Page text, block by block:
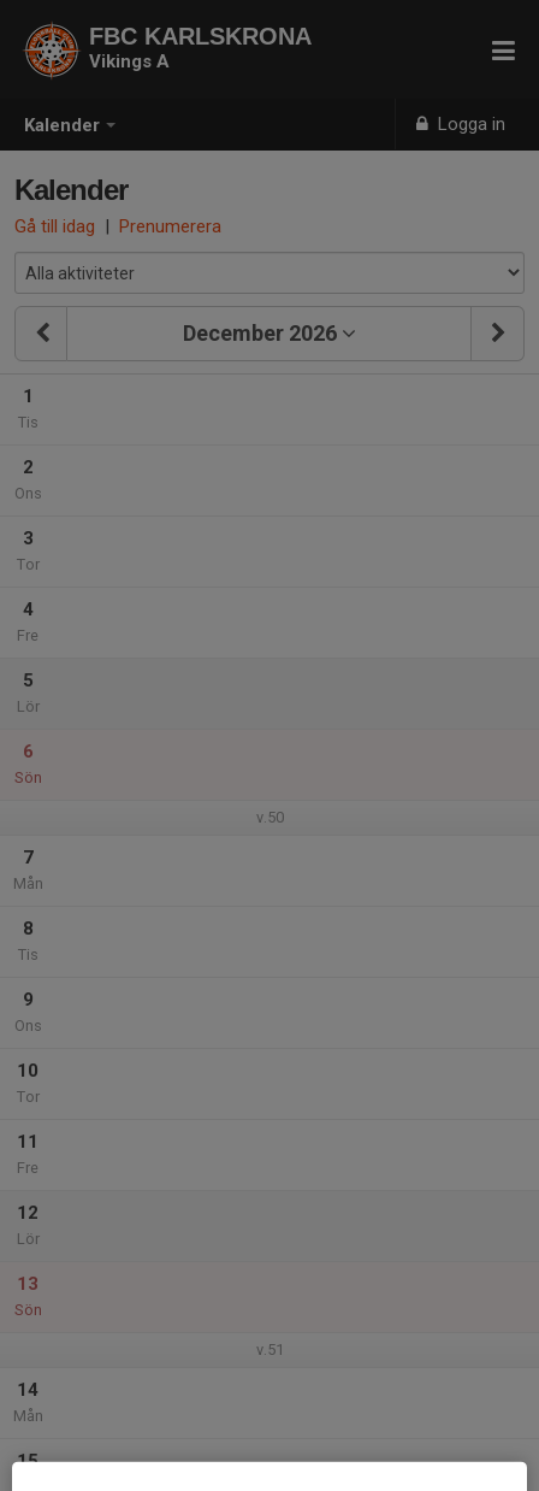
Kalender Logga in
FBC KARLSKRONA
Vikings A
Kalender
Gå till idag | Prenumerera
December 2026
1
Tis
2
Ons
3
Tor
4
Fre
5
Lör
6
Sön
v.50
7
Mån
8
Tis
9
Ons
10
Tor
11
Fre
12
Lör
13
Sön
v.51
14
Mån
15